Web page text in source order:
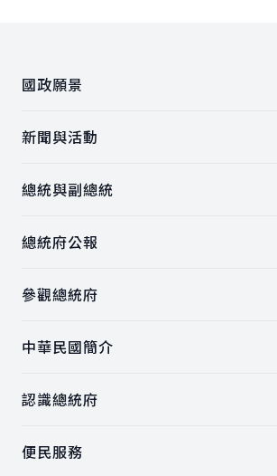
國政願景
新聞與活動
總統與副總統
總統府公報
參觀總統府
中華民國簡介
認識總統府
便民服務